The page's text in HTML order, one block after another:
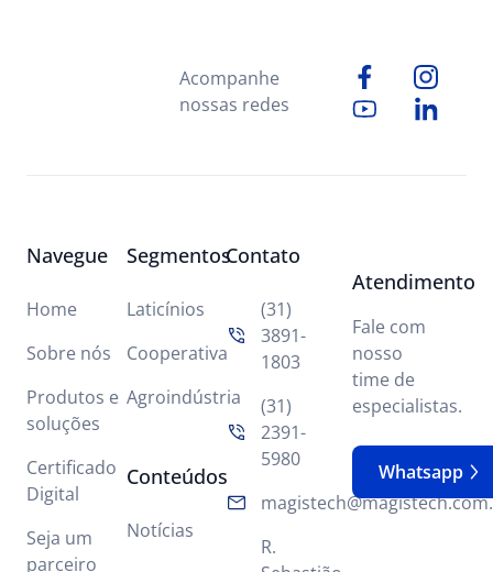
Acompanhe
nossas redes
Navegue
Home
Sobre nós
Produtos e
soluções
Certificado
Digital
Seja um
parceiro
Segmentos
Laticínios
Cooperativa
Agroindústria
Conteúdos
Notícias
Contato
(31)
3891-
1803
(31)
2391-
5980
R.
Atendimento
Fale com
nosso
time de
especialistas.
Whatsapp